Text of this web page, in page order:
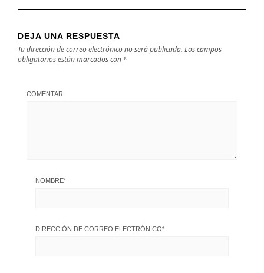
DEJA UNA RESPUESTA
Tu dirección de correo electrónico no será publicada. Los campos
obligatorios están marcados con *
COMENTAR
NOMBRE*
DIRECCIÓN DE CORREO ELECTRÓNICO*